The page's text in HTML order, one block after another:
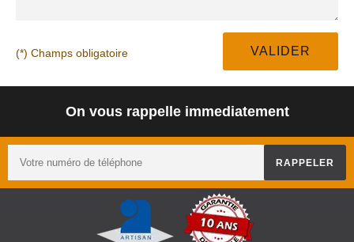
(*) Champs obligatoire
On vous rappelle immediatement